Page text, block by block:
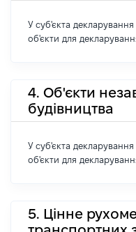
У суб'єкта декларування
об'єкти для
4. Об'єкти
будівництва
У суб'єкта декларування
об'єкти для
5. Цінне